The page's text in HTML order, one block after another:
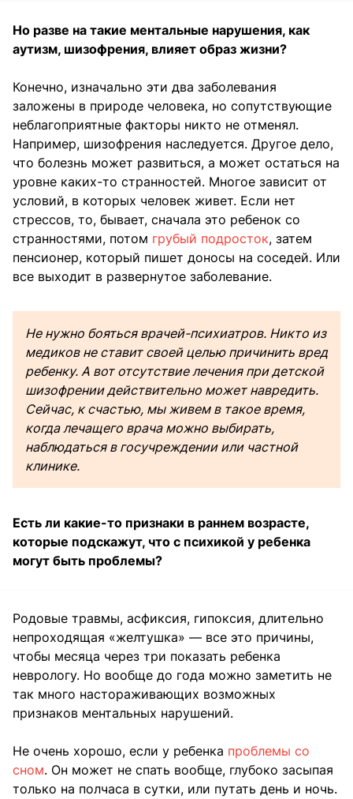
Но разве на такие ментальные нарушения, как
аутизм, шизофрения, влияет образ жизни?
Конечно, изначально эти два заболевания
заложены в природе человека, но сопутствующие
неблагоприятные факторы никто не отменял.
Например, шизофрения наследуется. Другое дело,
что болезнь может развиться, а может остаться на
уровне каких-то странностей. Многое зависит от
условий, в которых человек живет. Если нет
стрессов, то, бывает, сначала это ребенок со
странностями, потом грубый подросток, затем
пенсионер, который пишет доносы на соседей. Или
все выходит в развернутое заболевание.
Не нужно бояться врачей-психиатров. Никто из
медиков не ставит своей целью причинить вред
ребенку. А вот отсутствие лечения при детской
шизофрении действительно может навредить.
Сейчас, к счастью, мы живем в такое время,
когда лечащего врача можно выбирать,
наблюдаться в госучреждении или частной
клинике.
Есть ли какие-то признаки в раннем возрасте,
которые подскажут, что с психикой у ребенка
могут быть проблемы?
Родовые травмы, асфиксия, гипоксия, длительно
непроходящая «желтушка» — все это причины,
чтобы месяца через три показать ребенка
неврологу. Но вообще до года можно заметить не
так много настораживающих возможных
признаков ментальных нарушений.
Не очень хорошо, если у ребенка проблемы со
сном. Он может не спать вообще, глубоко засыпая
только на полчаса в сутки, или путать день и ночь.